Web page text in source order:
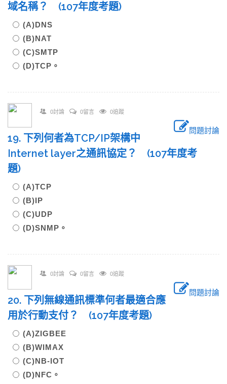
域名稱？ (107年度考題)
(A)DNS
(B)NAT
(C)SMTP
(D)TCP。
0討論 0留言 0追蹤
問題討論
19. 下列何者為TCP/IP架構中
Internet layer之通訊協定？ (107年度考
題)
(A)TCP
(B)IP
(C)UDP
(D)SNMP。
0討論 0留言 0追蹤
問題討論
20. 下列無線通訊標準何者最適合應
用於行動支付？ (107年度考題)
(A)ZIGBEE
(B)WIMAX
(C)NB-IOT
(D)NFC。